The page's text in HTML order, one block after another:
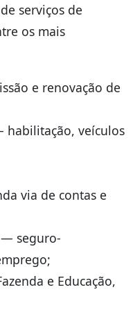
serviços de
os mais
e renovação de
habilitação, veículos
via de contas e
— seguro-
e Educação,